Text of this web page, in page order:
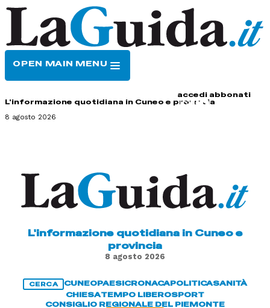
OPEN MAIN MENU
accedi abbonati
L'informazione quotidiana in Cuneo e provincia
8 agosto 2026
L'informazione quotidiana in Cuneo e
provincia
8 agosto 2026
CERCA CUNEOPAESICRONACAPOLITICASANITÀ
CHIESATEMPO LIBEROSPORT
CONSIGLIO REGIONALE DEL PIEMONTE